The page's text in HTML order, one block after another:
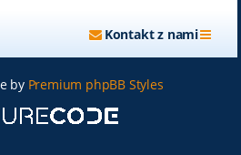
Kontakt z nami
by Premium phpBB Styles